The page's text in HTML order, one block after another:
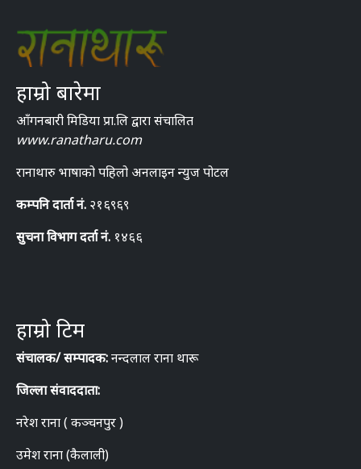
हाम्रो बारेमा
आँगनबारी मिडिया प्रा.लि द्वारा संचालित
www.ranatharu.com
रानाथारु भाषाको पहिलो अनलाइन न्युज पोटल
कम्पनि दार्ता नं. २१६९६९
सुचना विभाग दर्ता नं. १४६६
हाम्रो टिम
संचालक/ सम्पादक:नन्दलाल राना थारू
जिल्ला संवाददाता:
नरेश राना ( कञ्चनपुर )
उमेश राना (कैलाली)